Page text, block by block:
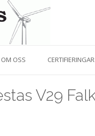
OM OSS CERTIFIERINGAR
V29